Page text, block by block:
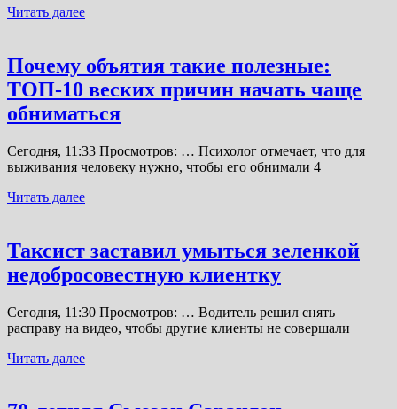
Читать далее
Почему объятия такие полезные:
ТОП-10 веских причин начать чаще
обниматься
Сегодня, 11:33 Просмотров: … Психолог отмечает, что для
выживания человеку нужно, чтобы его обнимали 4
Читать далее
Таксист заставил умыться зеленкой
недобросовестную клиентку
Сегодня, 11:30 Просмотров: … Водитель решил снять
расправу на видео, чтобы другие клиенты не совершали
Читать далее